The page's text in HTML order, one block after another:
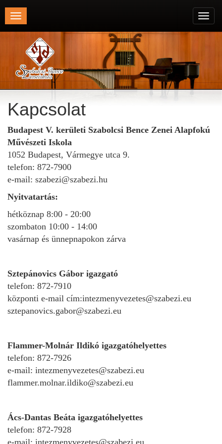
Toggle
navigation
Területi Válogatója
Kapcsolat
Budapest V. kerületi Szabolcsi Bence Zenei Alapfokú
Művészeti Iskola
1052 Budapest, Vármegye utca 9.
telefon: 872-7900
e-mail: szabezi@szabezi.hu
Nyitvatartás:
hétköznap 8:00 - 20:00
szombaton 10:00 - 14:00
vasárnap és ünnepnapokon zárva
Sztepánovics Gábor igazgató
telefon: 872-7910
központi e-mail cím:intezmenyvezetes@szabezi.eu
sztepanovics.gabor@szabezi.eu
Flammer-Molnár Ildikó igazgatóhelyettes
telefon: 872-7926
e-mail: intezmenyvezetes@szabezi.eu
flammer.molnar.ildiko@szabezi.eu
Ács-Dantas Beáta igazgatóhelyettes
telefon: 872-7928
e-mail: intezmenyvezetes@szabezi.eu